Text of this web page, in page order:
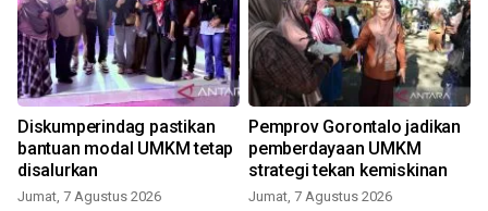
Diskumperindag pastikan
bantuan modal UMKM tetap
disalurkan
Jumat, 7 Agustus 2026
Pemprov Gorontalo jadikan
pemberdayaan UMKM
strategi tekan kemiskinan
Jumat, 7 Agustus 2026